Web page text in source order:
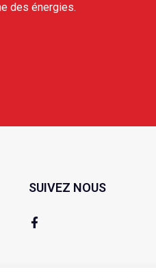
des énergies.
SUIVEZ NOUS